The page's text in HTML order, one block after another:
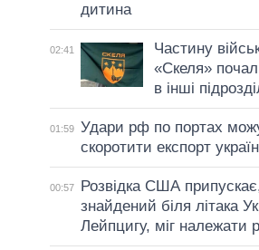
дитина
02:41
Частину
«Скеля»
в інші
01:59 Удари рф по портах
скоротити експорт
00:57
Розвідка США
знайдений біля літака
Лейпцигу, міг належати